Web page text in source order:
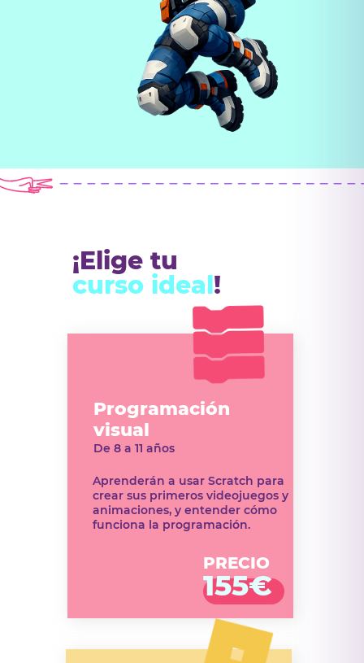
¡Elige tu
curso ideal!
De 8 a 11 años
Aprenderán a usar Scratch para
crear sus primeros videojuegos y
animaciones, y entender cómo
funciona la programación.
Programación
visual
PRECIO
155€